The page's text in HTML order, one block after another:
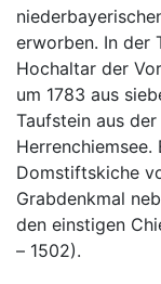
erworben. In der
Hochaltar der
um 1783 aus
Taufstein aus
Domstiftskiche
Grabdenkmal
den einstigen
– 1502).